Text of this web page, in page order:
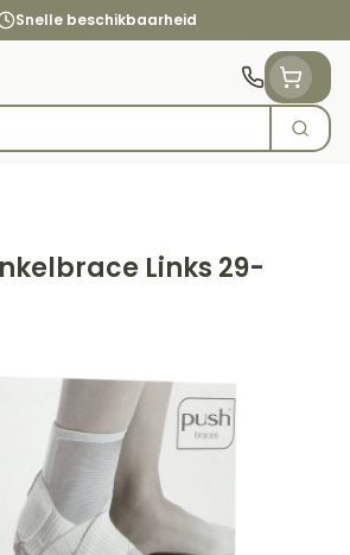
Snelle beschikbaarheid
Zoek
Links 29-